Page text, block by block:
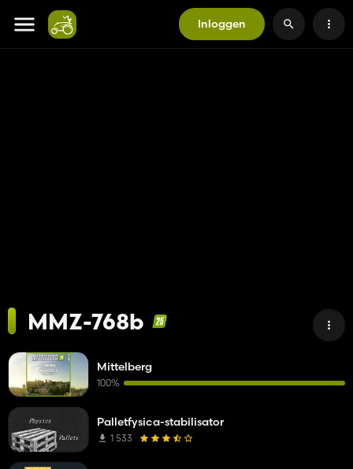
Inloggen
MMZ-768b
Mittelberg
100%
Palletfysica-stabilisator
1 533